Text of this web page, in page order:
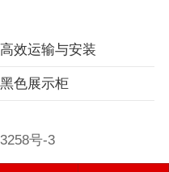
效运输与安装
色展示柜
号-3